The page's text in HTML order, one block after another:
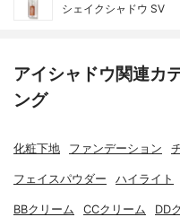
シェイクシャドウ SV
アイシャドウ関連カ
ング
化粧下地 ファンデーション
フェイスパウダー ハイライト
BBクリーム CCクリーム DD